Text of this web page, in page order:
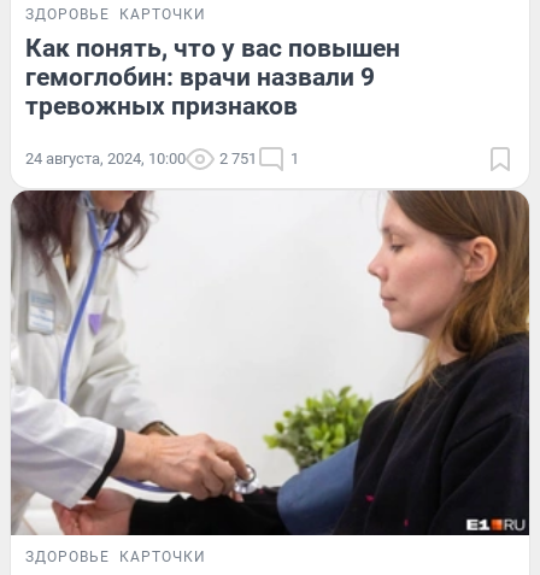
ЗДОРОВЬЕ КАРТОЧКИ
Как понять, что у вас повышен
гемоглобин: врачи назвали 9
тревожных признаков
24 августа, 2024, 10:00 2 751 1
ЗДОРОВЬЕ КАРТОЧКИ